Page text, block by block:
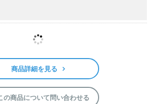
商品詳細を見る
この商品について問い合わせる